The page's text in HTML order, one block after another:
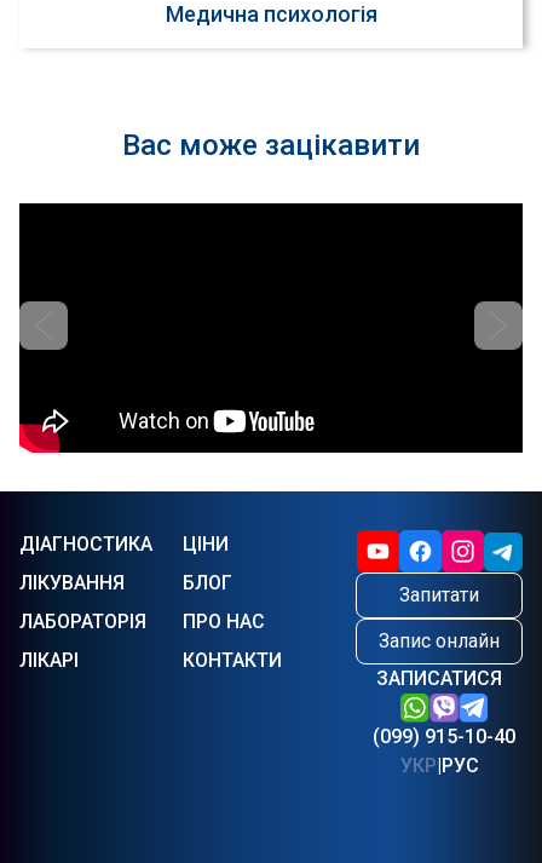
Медична психологія
Вас може зацікавити
ДІАГНОСТИКА
ЛІКУВАННЯ
ЛАБОРАТОРІЯ
ЛІКАРІ
ЦІНИ
БЛОГ
ПРО НАС
КОНТАКТИ
Запитати
Запис онлайн
ЗАПИСАТИСЯ
(099) 915-10-40
УКР РУС